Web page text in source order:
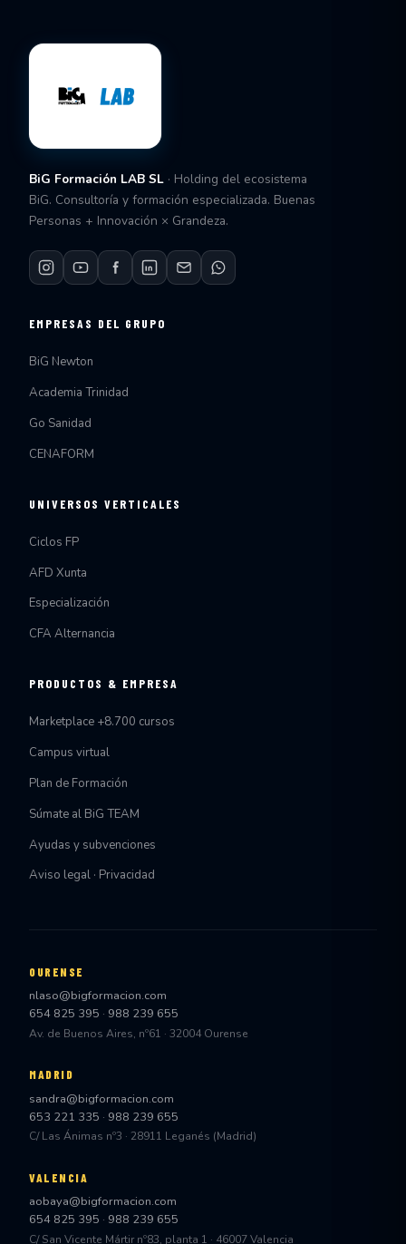
BiG Formación LAB SL · Holding del ecosistema
BiG. Consultoría y formación especializada. Buenas
Personas + Innovación × Grandeza.
EMPRESAS DEL GRUPO
BiG Newton
Academia Trinidad
Go Sanidad
CENAFORM
UNIVERSOS VERTICALES
Ciclos FP
AFD Xunta
Especialización
CFA Alternancia
PRODUCTOS & EMPRESA
Marketplace +8.700 cursos
Campus virtual
Plan de Formación
Súmate al BiG TEAM
Ayudas y subvenciones
Aviso legal · Privacidad
OURENSE
nlaso@bigformacion.com
654 825 395 · 988 239 655
Av. de Buenos Aires, nº61 · 32004 Ourense
MADRID
sandra@bigformacion.com
653 221 335 · 988 239 655
C/ Las Ánimas nº3 · 28911 Leganés (Madrid)
VALENCIA
aobaya@bigformacion.com
654 825 395 · 988 239 655
C/ San Vicente Mártir nº83, planta 1 · 46007 Valencia